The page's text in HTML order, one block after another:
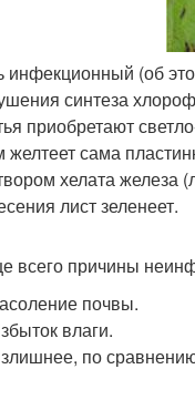
инфекционный (об
синтеза
приобретают
желтеет сама
хелата железа
лист зеленеет.
всего причины
почвы.
влаги.
по